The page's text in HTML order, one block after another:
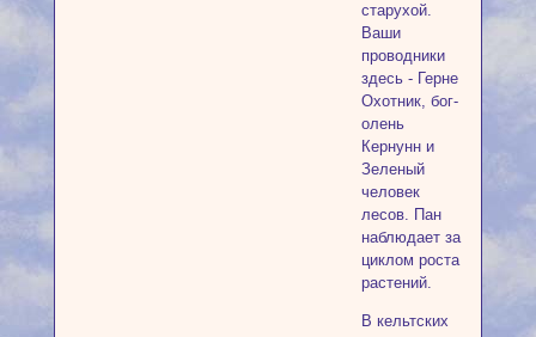
старухой.
Ваши
проводники
здесь - Герне
Охотник, бог-
олень
Кернунн и
Зеленый
человек
лесов. Пан
наблюдает за
циклом роста
растений.
В кельтских